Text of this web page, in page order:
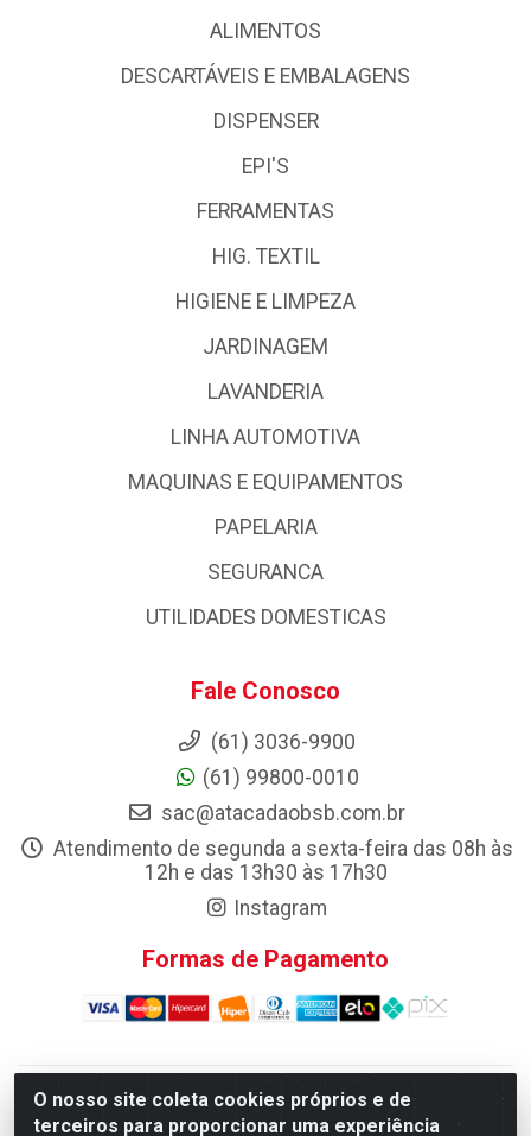
O nosso site coleta cookies próprios e de
terceiros para proporcionar uma experiência
ALIMENTOS
DESCARTÁVEIS E EMBALAGENS
DISPENSER
EPI'S
FERRAMENTAS
HIG. TEXTIL
HIGIENE E LIMPEZA
JARDINAGEM
LAVANDERIA
LINHA AUTOMOTIVA
MAQUINAS E EQUIPAMENTOS
PAPELARIA
SEGURANCA
UTILIDADES DOMESTICAS
Fale Conosco
(61) 3036-9900
(61) 99800-0010
sac@atacadaobsb.com.br
Atendimento de segunda a sexta-feira das 08h às
12h e das 13h30 às 17h30
Instagram
Formas de Pagamento
Atacadao da Limpeza F. Pereira Queiroz Comercio e
Distribuicao LTDA - Quadra Qi 10 Lotes 39 e, 41 - Setor